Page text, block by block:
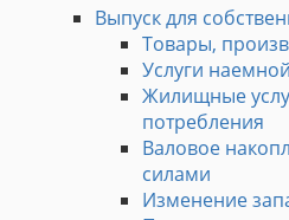
Выпуск для
Товары,
Услуги
Жилищные
потребления
Валовое
силами
Изменение